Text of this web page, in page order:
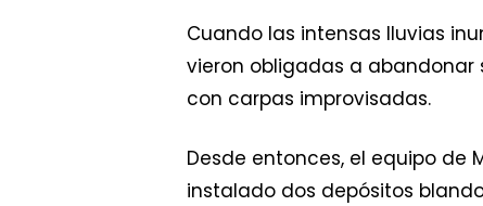
Cuando las intensas lluvias
vieron obligadas a abandonar
con carpas improvisadas.
Desde entonces, el equipo de
instalado dos depósitos